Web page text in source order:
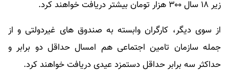
زیر ۱۸ سال ۳۰۰ هزار تومان بیشتر دریافت خواهند کرد.
از سوی دیگر، کارگران وابسته به صندوق های غیردولتی و از
جمله سازمان تامین اجتماعی هم امسال حداقل دو برابر و
حداکثر سه برابر حداقل دستمزد عیدی دریافت خواهند کرد.